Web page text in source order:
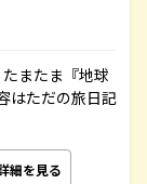
またま『地球
はただの旅日記
細を見る